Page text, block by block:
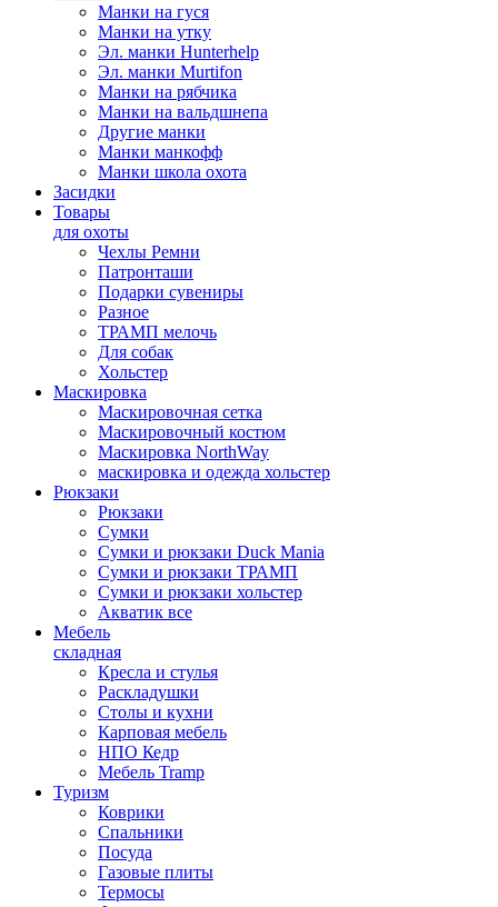
Манки на гуся
Манки на утку
Эл. манки Hunterhelp
Эл. манки Murtifon
Манки на рябчика
Манки на вальдшнепа
Другие манки
Манки манкофф
Манки школа охота
Засидки
Товары
для охоты
Чехлы Ремни
Патронташи
Подарки сувениры
Разное
ТРАМП мелочь
Для собак
Хольстер
Маскировка
Маскировочная сетка
Маскировочный костюм
Маскировка NorthWay
маскировка и одежда хольстер
Рюкзаки
Рюкзаки
Сумки
Сумки и рюкзаки Duck Mania
Сумки и рюкзаки ТРАМП
Сумки и рюкзаки хольстер
Акватик все
Мебель
складная
Кресла и стулья
Раскладушки
Столы и кухни
Карповая мебель
НПО Кедр
Мебель Tramp
Туризм
Коврики
Спальники
Посуда
Газовые плиты
Термосы